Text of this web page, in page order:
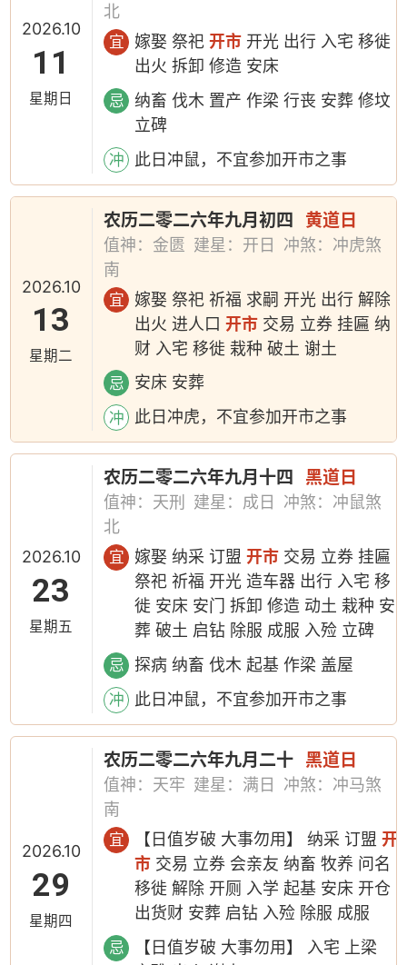
2026.10
11
星期日
北
宜 嫁娶 祭祀开市 开光 出行 入宅 移徙
出火 拆卸 修造 安床
忌
纳畜 伐木 置产 作梁 行丧 安葬 修坟
立碑
冲 此日冲鼠，不宜参加开市之事
2026.10
13
星期二
农历二零二六年九月初四 黄道日
值神：金匮 建星：开日
冲煞：冲虎煞
南
宜
嫁娶 祭祀 祈福 求嗣 开光 出行 解除
出火 进人口开市 交易 立券 挂匾 纳
财 入宅 移徙 栽种 破土 谢土
忌 安床 安葬
冲 此日冲虎，不宜参加开市之事
2026.10
23
星期五
农历二零二六年九月十四 黑道日
值神：天刑 建星：成日
冲煞：冲鼠煞
北
宜 嫁娶 纳采 订盟开市 交易 立券 挂匾
祭祀 祈福 开光 造车器 出行 入宅 移
徙 安床 安门 拆卸 修造 动土 栽种 安
葬 破土 启钻 除服 成服 入殓 立碑
忌 探病 纳畜 伐木 起基 作梁 盖屋
冲 此日冲鼠，不宜参加开市之事
2026.10
29
星期四
农历二零二六年九月二十 黑道日
值神：天牢 建星：满日
冲煞：冲马煞
南
宜 【日值岁破 大事勿用】 纳采 订盟开
市 交易 立券 会亲友 纳畜 牧养 问名
移徙 解除 开厕 入学 起基 安床 开仓
出货财 安葬 启钻 入殓 除服 成服
忌
【日值岁破 大事勿用】 入宅 上梁